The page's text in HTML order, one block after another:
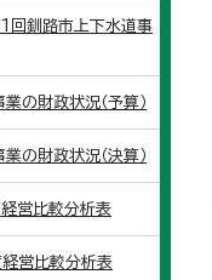
回釧路市上下水道事
業の財政状況（予算）
業の財政状況（決算）
営比較分析表
営比較分析表